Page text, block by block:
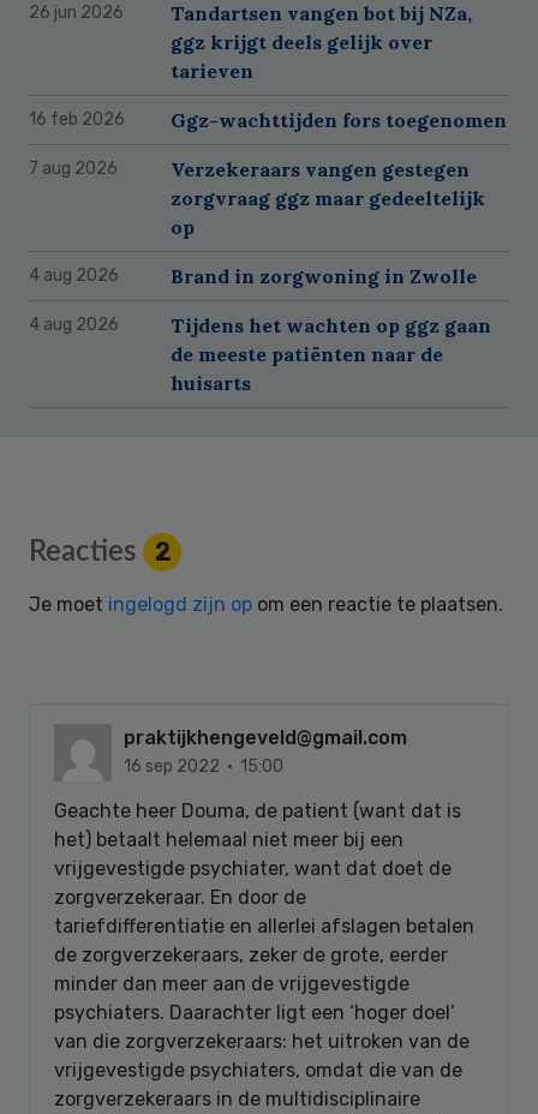
26 jun 2026
Tandartsen vangen bot bij NZa,
ggz krijgt deels gelijk over
tarieven
16 feb 2026 Ggz-wachttijden fors toegenomen
7 aug 2026
Verzekeraars vangen gestegen
zorgvraag ggz maar gedeeltelijk
op
4 aug 2026 Brand in zorgwoning in Zwolle
4 aug 2026
Tijdens het wachten op ggz gaan
de meeste patiënten naar de
huisarts
Reader
Interactions
Reacties 2
Je moet ingelogd zijn op om een reactie te plaatsen.
praktijkhengeveld@gmail.com
16 sep 2022 · 15:00
Geachte heer Douma, de patient (want dat is
het) betaalt helemaal niet meer bij een
vrijgevestigde psychiater, want dat doet de
zorgverzekeraar. En door de
tariefdifferentiatie en allerlei afslagen betalen
de zorgverzekeraars, zeker de grote, eerder
minder dan meer aan de vrijgevestigde
psychiaters. Daarachter ligt een ‘hoger doel’
van die zorgverzekeraars: het uitroken van de
vrijgevestigde psychiaters, omdat die van de
zorgverzekeraars in de multidisciplinaire